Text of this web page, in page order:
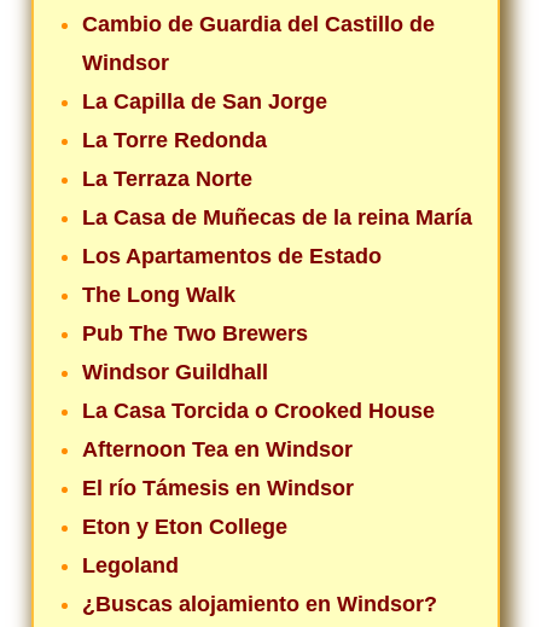
Cambio de Guardia del Castillo de
Windsor
La Capilla de San Jorge
La Torre Redonda
La Terraza Norte
La Casa de Muñecas de la reina María
Los Apartamentos de Estado
The Long Walk
Pub The Two Brewers
Windsor Guildhall
La Casa Torcida o Crooked House
Afternoon Tea en Windsor
El río Támesis en Windsor
Eton y Eton College
Legoland
¿Buscas alojamiento en Windsor?